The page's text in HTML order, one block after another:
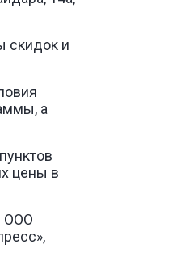
скидок и
а
цены в
ООО